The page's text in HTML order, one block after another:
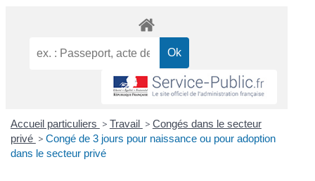
Accueil particuliers > Travail > Congés dans le secteur
privé > Congé de 3 jours pour naissance ou pour adoption
dans le secteur privé